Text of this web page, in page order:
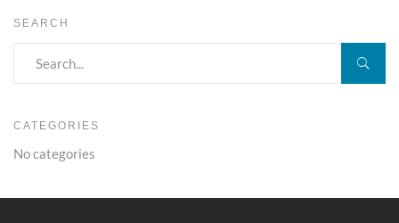
SEARCH
CATEGORIES
No categories